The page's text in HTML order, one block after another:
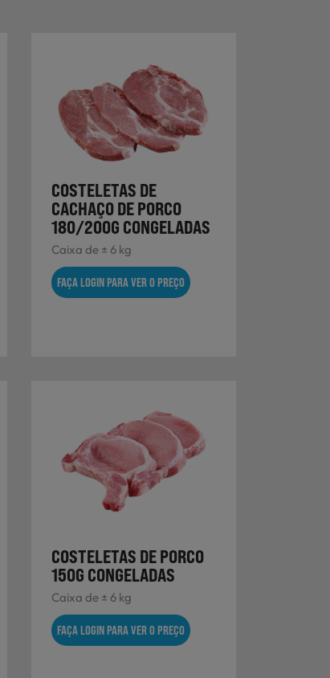
COSTELETAS DE
CACHAÇO DE PORCO
180/200G CONGELADAS
Caixa de ± 6 kg
FAÇA LOGIN PARA VER O PREÇO
COSTELETAS DE PORCO
150G CONGELADAS
Caixa de ± 6 kg
FAÇA LOGIN PARA VER O PREÇO